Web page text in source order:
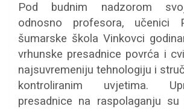
Pod budnim nadzorom
odnosno profesora, učenici
šumarske škola Vinkovci
vrhunske presadnice povrća i
najsuvremeniju tehnologiju i
kontroliranim uvjetima.
presadnice na raspolaganju